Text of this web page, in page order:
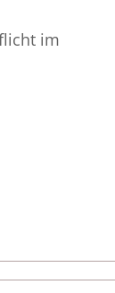
im